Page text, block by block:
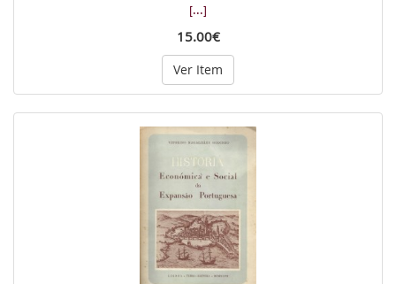
[...]
15.00€
Ver Item